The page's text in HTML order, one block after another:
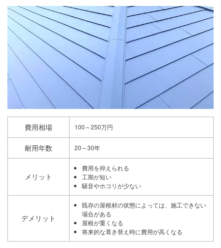
費用相場 100～250万円
耐用年数 20～30年
メリット
費用を抑えられる
工期が短い
騒音やホコリが少ない
デメリット
既存の屋根材の状態によっては、施工できない
場合がある
屋根が重くなる
将来的な葺き替え時に費用が高くなる